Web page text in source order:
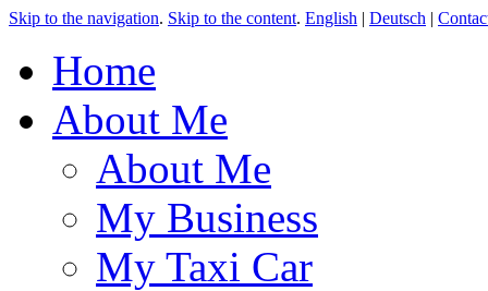
Skip to the navigation. Skip to the content. English | Deutsch |
Home
About Me
About Me
My Business
My Taxi Car